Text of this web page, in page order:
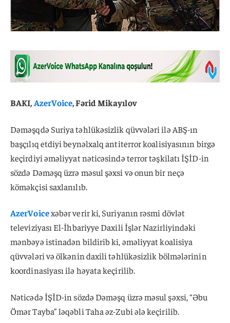
BAKI,AzerVoice, Fərid Mikayılov
Dəməşqdə Suriya təhlükəsizlik qüvvələri ilə ABŞ-ın
başçılıq etdiyi beynəlxalq antiterror koalisiyasının birgə
keçirdiyi əməliyyat nəticəsində terror təşkilatı İŞİD-in
sözdə Dəməşq üzrə məsul şəxsi və onun bir neçə
köməkçisi saxlanılıb.
AzerVoicexəbər verir ki, Suriyanın rəsmi dövlət
televiziyası El-İhbariyye Daxili İşlər Nazirliyindəki
mənbəyə istinadən bildirib ki, əməliyyat koalisiya
qüvvələri və ölkənin daxili təhlükəsizlik bölmələrinin
koordinasiyası ilə həyata keçirilib.
Nəticədə İŞİD-in sözdə Dəməşq üzrə məsul şəxsi, “Əbu
Ömər Tayba” ləqəbli Taha əz-Zubi ələ keçirilib.